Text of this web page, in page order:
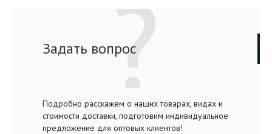
Задать вопрос
Подробно расскажем о наших товарах, видах и
стоимости доставки, подготовим индивидуальное
предложение для оптовых клиентов!